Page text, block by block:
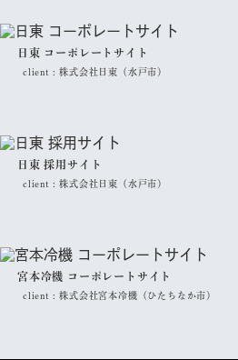
日東 コーポレートサイト
client :株式会社日東（水戸市）
日東 採用サイト
client :株式会社日東（水戸市）
宮本冷機 コーポレートサイト
client :株式会社宮本冷機（ひたちなか市）